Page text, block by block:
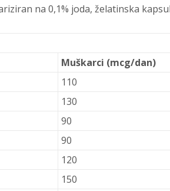
na 0,1% joda, želatinska
Muškarci (mcg/dan)
110
130
90
90
120
150